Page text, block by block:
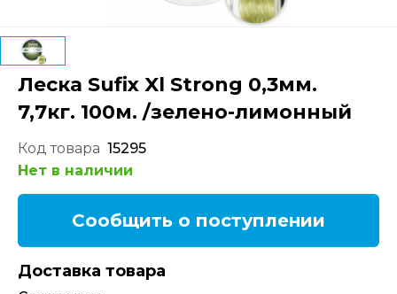
Леска Sufix Xl Strong 0,3мм.
7,7кг. 100м. /зелено-лимонный
Код товара 15295
Нет в наличии
Сообщить о поступлении
Доставка товара